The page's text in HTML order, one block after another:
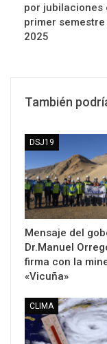
por jubilaciones
primer semestre
2025
También
DSJ19
Mensaje del
Dr.Manuel
firma con la
«Vicuña»
CLIMA